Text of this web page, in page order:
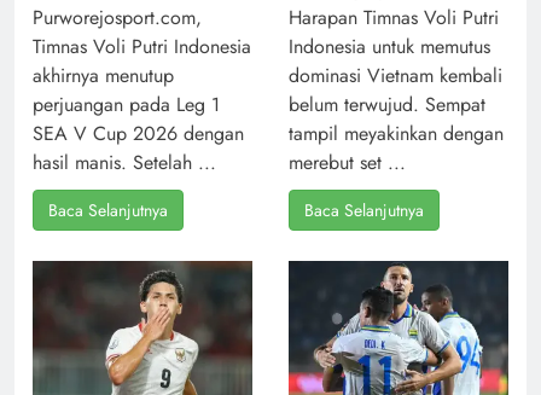
Purworejosport.com,
Timnas Voli Putri Indonesia
akhirnya menutup
perjuangan pada Leg 1
SEA V Cup 2026 dengan
hasil manis. Setelah ...
Baca Selanjutnya
Harapan Timnas Voli Putri
Indonesia untuk memutus
dominasi Vietnam kembali
belum terwujud. Sempat
tampil meyakinkan dengan
merebut set ...
Baca Selanjutnya